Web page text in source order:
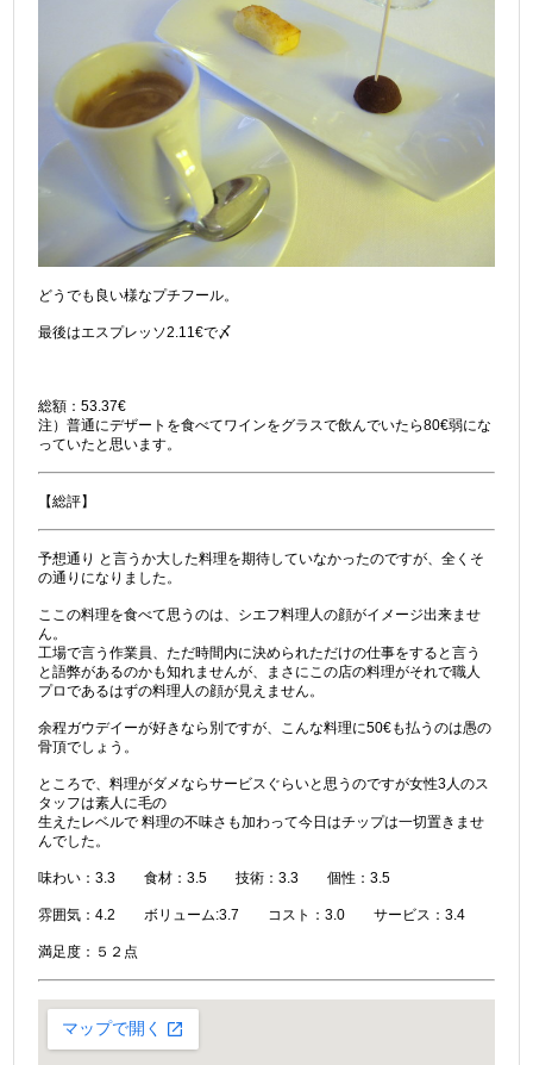
どうでも良い様なプチフール。
最後はエスプレッソ2.11€で〆
総額：53.37€
注）普通にデザートを食べてワインをグラスで飲んでいたら80€弱にな
っていたと思います。
【総評】
予想通り と言うか大した料理を期待していなかったのですが、全くそ
の通りになりました。
ここの料理を食べて思うのは、シエフ料理人の顔がイメージ出来ませ
ん。
工場で言う作業員、ただ時間内に決められただけの仕事をすると言う
と語弊があるのかも知れませんが、まさにこの店の料理がそれで職人
プロであるはずの料理人の顔が見えません。
余程ガウデイーが好きなら別ですが、こんな料理に50€も払うのは愚の
骨頂でしょう。
ところで、料理がダメならサービスぐらいと思うのですが女性3人のス
タッフは素人に毛の
生えたレベルで 料理の不味さも加わって今日はチップは一切置きませ
んでした。
味わい：3.3 食材：3.5 技術：3.3 個性：3.5
雰囲気：4.2 ボリューム:3.7 コスト：3.0 サービス：3.4
満足度：５２点